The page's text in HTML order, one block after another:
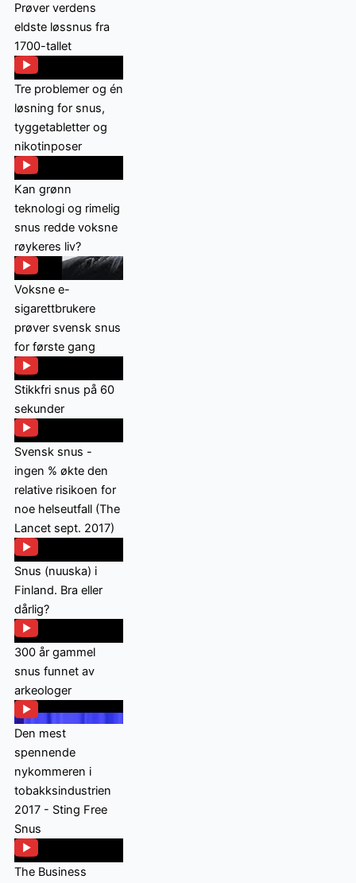
Prøver verdens
eldste løssnus fra
1700-tallet
Tre problemer og én
løsning for snus,
tyggetabletter og
nikotinposer
Kan grønn
teknologi og rimelig
snus redde voksne
røykeres liv?
Voksne e-
sigarettbrukere
prøver svensk snus
for første gang
Stikkfri snus på 60
sekunder
Svensk snus -
ingen % økte den
relative risikoen for
noe helseutfall (The
Lancet sept. 2017)
Snus (nuuska) i
Finland. Bra eller
dårlig?
300 år gammel
snus funnet av
arkeologer
Den mest
spennende
nykommeren i
tobakksindustrien
2017 - Sting Free
Snus
The Business